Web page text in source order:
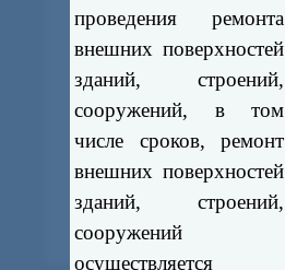
проведения ремонта
внешних поверхностей
зданий, строений,
сооружений, в том
числе сроков, ремонт
внешних поверхностей
зданий, строений,
сооружений
осуществляется